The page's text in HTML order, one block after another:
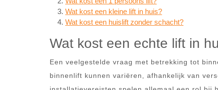
Wat kost een kleine lift in huis?
Wat kost een huislift zonder schacht?
Wat kost een echte lift in
Een veelgestelde vraag met betrekking tot
binnenlift kunnen variëren, afhankelijk van